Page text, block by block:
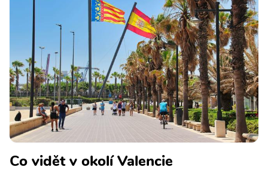
Co vidět v okolí Valencie